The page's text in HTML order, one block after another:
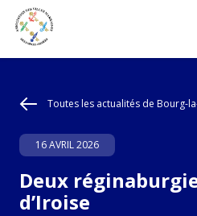
Toutes les actualités de Bourg-
16 AVRIL 2026
Deux
d’Iroise